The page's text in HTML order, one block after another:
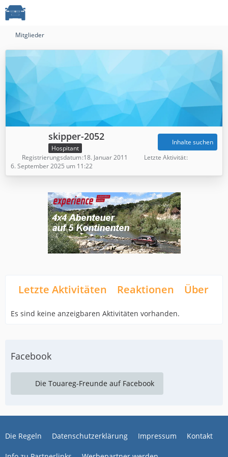
Mitglieder
skipper-2052
Hospitant
Inhalte suchen
Registrierungsdatum 18. Januar 2011
Letzte Aktivität
6. September 2025 um 11:22
Letzte Aktivitäten Reaktionen Über
Es sind keine anzeigbaren Aktivitäten vorhanden.
Facebook
Die Touareg-Freunde auf Facebook
Die Regeln Datenschutzerklärung Impressum Kontakt